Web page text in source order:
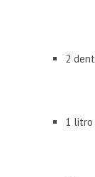
2
1 litro